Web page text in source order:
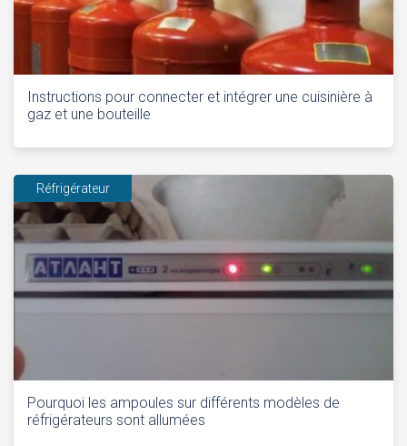
Instructions pour connecter et intégrer une cuisinière à
gaz et une bouteille
Réfrigérateur
Pourquoi les ampoules sur différents modèles de
réfrigérateurs sont allumées